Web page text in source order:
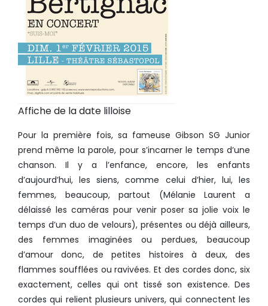
Affiche de la date lilloise
Pour la première fois, sa fameuse Gibson SG Junior
prend même la parole, pour s’incarner le temps d’une
chanson. Il y a l’enfance, encore, les enfants
d’aujourd’hui, les siens, comme celui d’hier, lui, les
femmes, beaucoup, partout (Mélanie Laurent a
délaissé les caméras pour venir poser sa jolie voix le
temps d’un duo de velours), présentes ou déjà ailleurs,
des femmes imaginées ou perdues, beaucoup
d’amour donc, de petites histoires à deux, des
flammes soufflées ou ravivées. Et des cordes donc, six
exactement, celles qui ont tissé son existence. Des
cordes qui relient plusieurs univers, qui connectent les